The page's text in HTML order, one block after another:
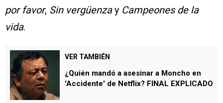
por favor, Sin vergüenzay Campeones de la
vida.
VER TAMBIÉN
¿Quién mandó a asesinar a Moncho en
'Accidente' de Netflix? FINAL EXPLICADO